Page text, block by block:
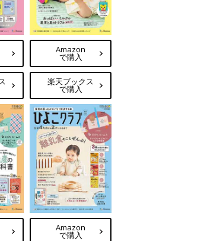
Amazon
で購入
楽天ブックス
で購入
Amazon
で購入